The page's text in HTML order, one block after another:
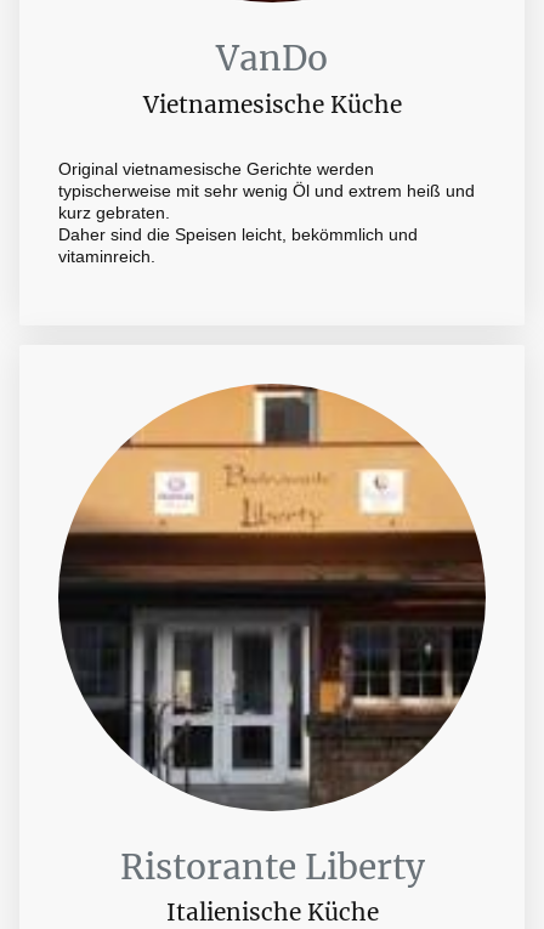
VanDo
Vietnamesische Küche
Original vietnamesische Gerichte werden
typischerweise mit sehr wenig Öl und extrem heiß und
kurz gebraten.
Daher sind die Speisen leicht, bekömmlich und
vitaminreich.
Ristorante Liberty
Italienische Küche